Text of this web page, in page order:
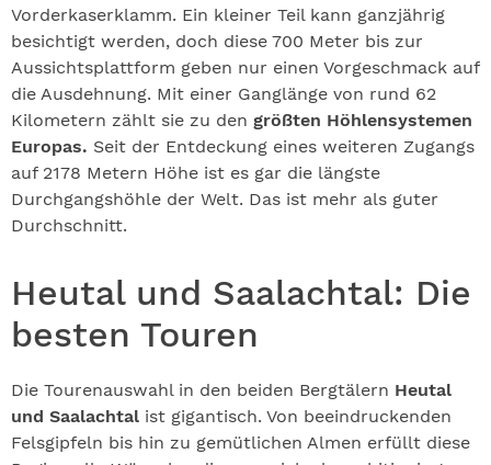
Vorderkaserklamm. Ein kleiner Teil kann ganzjährig
besichtigt werden, doch diese 700 Meter bis zur
Aussichtsplattform geben nur einen Vorgeschmack auf
die Ausdehnung. Mit einer Ganglänge von rund 62
Kilometern zählt sie zu den größten Höhlensystemen
Europas. Seit der Entdeckung eines weiteren Zugangs
auf 2178 Metern Höhe ist es gar die längste
Durchgangshöhle der Welt. Das ist mehr als guter
Durchschnitt.
Heutal und Saalachtal: Die
besten Touren
Die Tourenauswahl in den beiden Bergtälern Heutal
und Saalachtal ist gigantisch. Von beeindruckenden
Felsgipfeln bis hin zu gemütlichen Almen erfüllt diese